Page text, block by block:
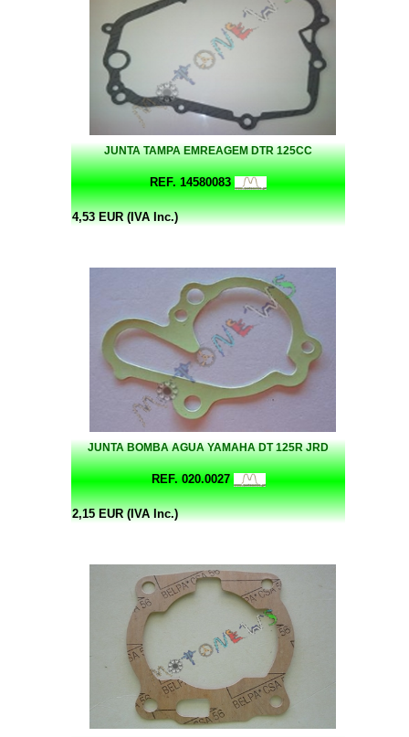
JUNTA TAMPA EMREAGEM DTR 125CC
REF. 14580083
4,53 EUR (IVA Inc.)
JUNTA BOMBA AGUA YAMAHA DT 125R JRD
REF. 020.0027
2,15 EUR (IVA Inc.)